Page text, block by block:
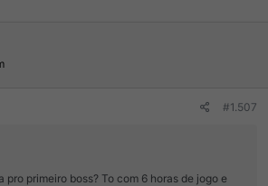
#1.507
pro primeiro boss? To com 6 horas de jogo e